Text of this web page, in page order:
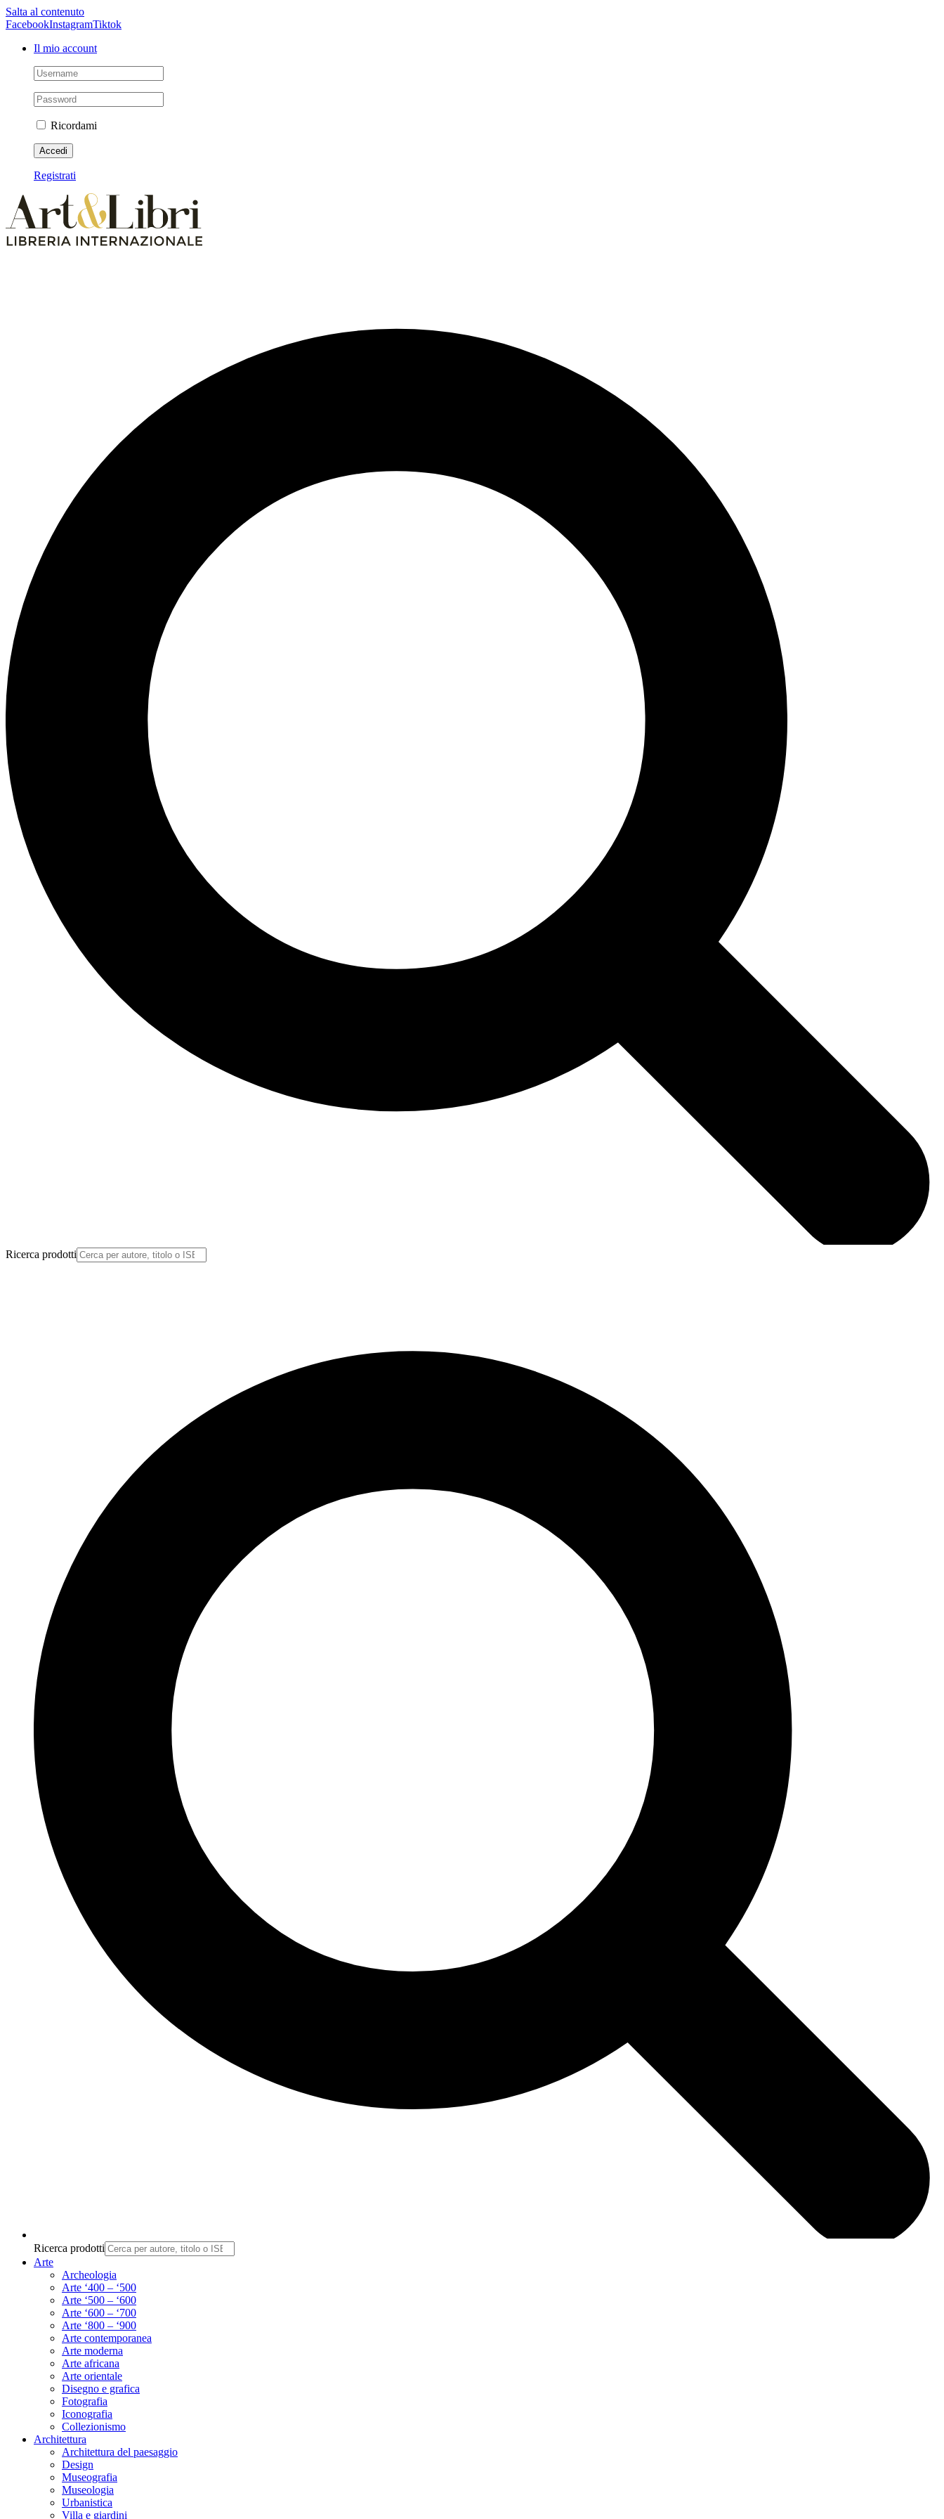
Salta al contenuto
FacebookInstagramTiktok
Il mio account
Ricordami
Registrati
Ricerca prodotti
Ricerca prodotti
Arte
Archeologia
Arte ‘400 – ‘500
Arte ‘500 – ‘600
Arte ‘600 – ‘700
Arte ‘800 – ‘900
Arte contemporanea
Arte moderna
Arte africana
Arte orientale
Disegno e grafica
Fotografia
Iconografia
Collezionismo
Architettura
Architettura del paesaggio
Design
Museografia
Museologia
Urbanistica
Villa e giardini